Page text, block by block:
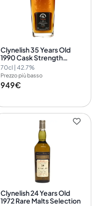
Clynelish 35 Years Old
1990 Cask Strength
Collection Symington’s
Choice Signatory Vintage
3476
70cl | 42.7%
Prezzo più basso
949€
Clynelish 24 Years Old
1972 Rare Malts Selection